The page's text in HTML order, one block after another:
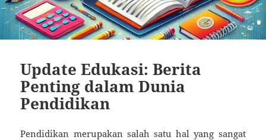
Update Edukasi: Berita
Penting dalam Dunia
Pendidikan
Pendidikan merupakan salah satu hal yang sangat